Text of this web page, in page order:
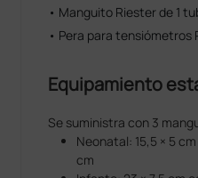
• Manguito Riester de 1
• Pera para tensiómetros
Equipamiento
Se suministra con 3
Neonatal: 15,5 × 5
cm